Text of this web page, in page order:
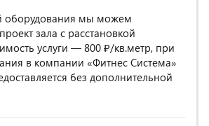
оборудования мы можем
зала с расстановкой
услуги — 800 ₽/кв.метр, при
в компании «Фитнес Система»
без дополнительной